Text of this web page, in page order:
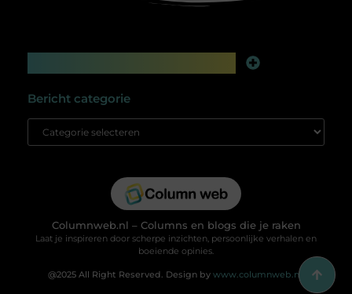
Bericht categorie
Columnweb.nl – Columns en blogs die je raken
Laat je inspireren door scherpe inzichten, persoonlijke verhalen en
boeiende opinies.
@2025 All Right Reserved. Design by www.columnweb.nl.